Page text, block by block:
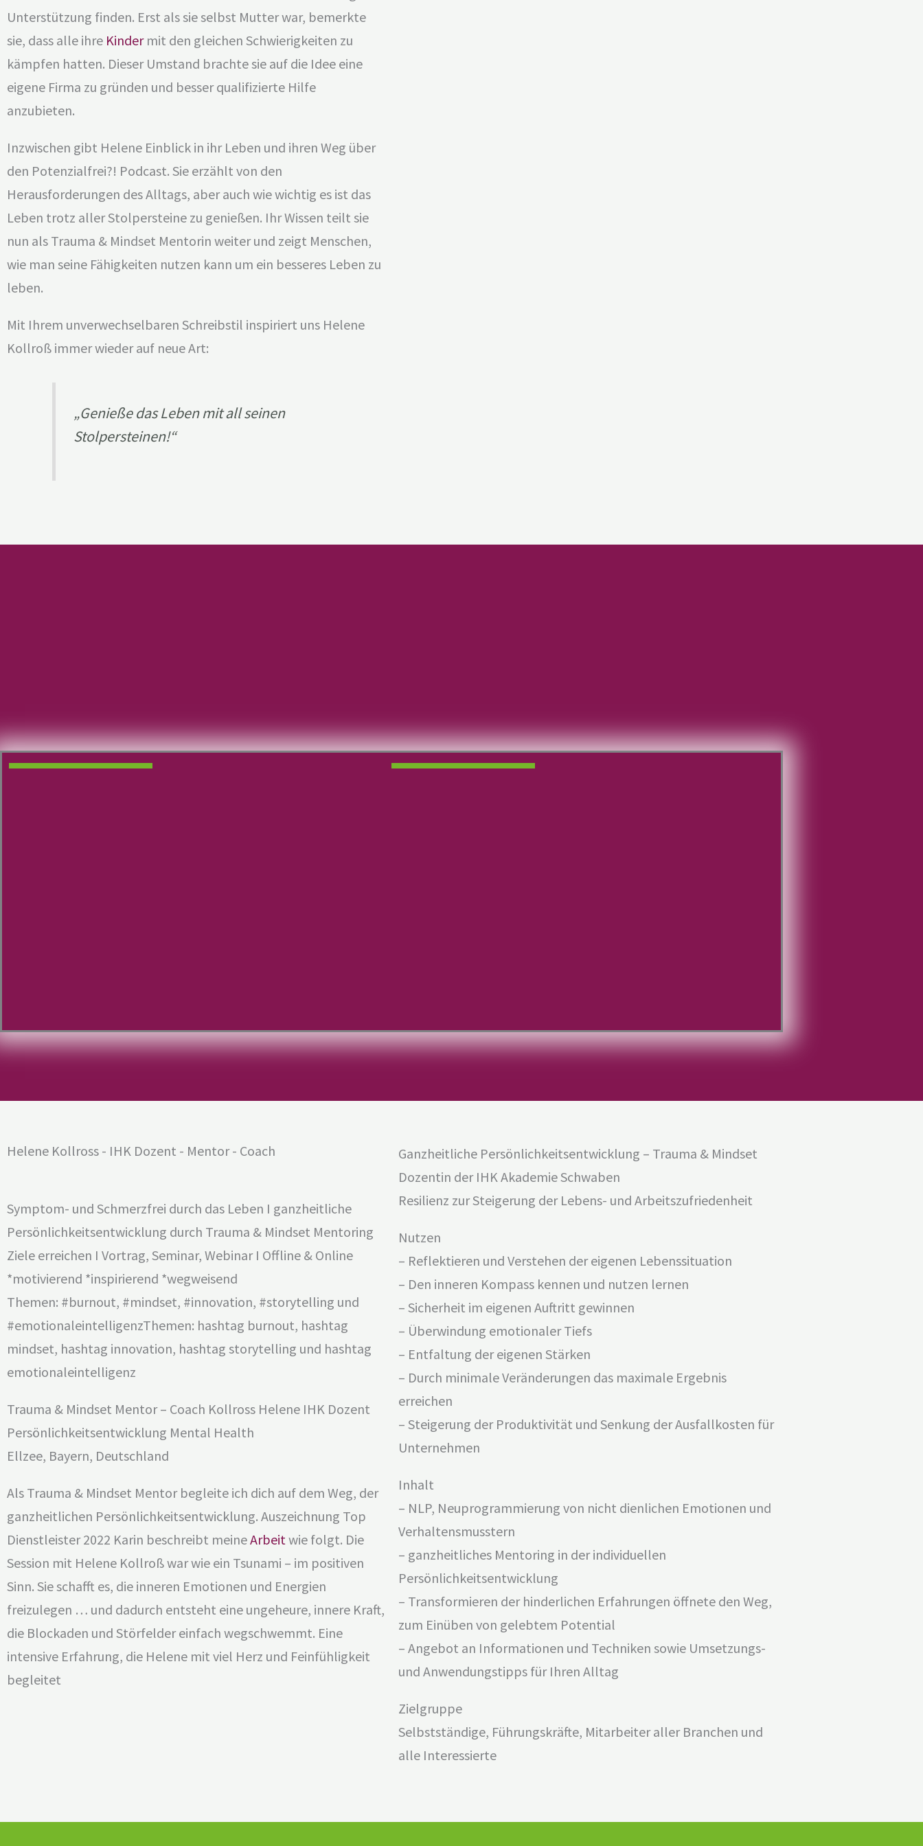
Unterstützung finden. Erst als sie selbst Mutter war, bemerkte
sie, dass alle ihre Kindermit den gleichen Schwierigkeiten zu
kämpfen hatten. Dieser Umstand brachte sie auf die Idee eine
eigene Firma zu gründen und besser qualifizierte Hilfe
anzubieten.
Inzwischen gibt Helene Einblick in ihr Leben und ihren Weg über
den Potenzialfrei?! Podcast. Sie erzählt von den
Herausforderungen des Alltags, aber auch wie wichtig es ist das
Leben trotz aller Stolpersteine zu genießen. Ihr Wissen teilt sie
nun als Trauma & Mindset Mentorin weiter und zeigt Menschen,
wie man seine Fähigkeiten nutzen kann um ein besseres Leben zu
leben.
Mit Ihrem unverwechselbaren Schreibstil inspiriert uns Helene
Kollroß immer wieder auf neue Art:
„Genieße das Leben mit all seinen
Stolpersteinen!“
Helene Kollross - IHK Dozent - Mentor - Coach
Symptom- und Schmerzfrei durch das Leben I ganzheitliche
Persönlichkeitsentwicklung durch Trauma & Mindset Mentoring
Ziele erreichen I Vortrag, Seminar, Webinar I Offline & Online
*motivierend *inspirierend *wegweisend
Themen: #burnout, #mindset, #innovation, #storytelling und
#emotionaleintelligenzThemen: hashtag burnout, hashtag
mindset, hashtag innovation, hashtag storytelling und hashtag
emotionaleintelligenz
Trauma & Mindset Mentor – Coach Kollross Helene IHK Dozent
Persönlichkeitsentwicklung Mental Health
Ellzee, Bayern, Deutschland
Als Trauma & Mindset Mentor begleite ich dich auf dem Weg, der
ganzheitlichen Persönlichkeitsentwicklung. Auszeichnung Top
Dienstleister 2022 Karin beschreibt meineArbeit wie folgt. Die
Session mit Helene Kollroß warwie ein Tsunami – im positiven
Sinn. Sie schafft es, die inneren Emotionen und Energien
freizulegen … und dadurch entsteht eine ungeheure, innere Kraft,
die Blockaden und Störfelder einfach wegschwemmt. Eine
intensive Erfahrung, die Helene mit viel Herz und Feinfühligkeit
begleitet
Ganzheitliche Persönlichkeitsentwicklung – Trauma & Mindset
Dozentin der IHK Akademie Schwaben
Resilienz zur Steigerung der Lebens- und Arbeitszufriedenheit
Nutzen
– Reflektieren und Verstehen der eigenen Lebenssituation
– Den inneren Kompass kennen und nutzen lernen
– Sicherheit im eigenen Auftritt gewinnen
– Überwindung emotionaler Tiefs
– Entfaltung der eigenen Stärken
– Durch minimale Veränderungen das maximale Ergebnis
erreichen
– Steigerung der Produktivität und Senkung der Ausfallkosten für
Unternehmen
Inhalt
– NLP, Neuprogrammierung von nicht dienlichen Emotionen und
Verhaltensmusstern
– ganzheitliches Mentoring in der individuellen
Persönlichkeitsentwicklung
– Transformieren der hinderlichen Erfahrungen öffnete den Weg,
zum Einüben von gelebtem Potential
– Angebot an Informationen und Techniken sowie Umsetzungs-
und Anwendungstipps für Ihren Alltag
Zielgruppe
Selbstständige, Führungskräfte, Mitarbeiter aller Branchen und
alle Interessierte